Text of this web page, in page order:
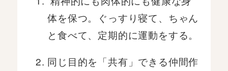
体を保つ。ぐっすり寝て、ちゃん
と食べて、定期的に運動をする。
同じ目的を「共有」できる仲間作